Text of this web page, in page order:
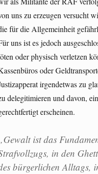
uns zu erzeugen versucht
für die Allgemeinheit
uns ist es jedoch
oder physisch verletzen
oder
irgendetwas zu
delegitimieren und davon,
erscheinen.
ist das
in den
bürgerlichen Alltags,